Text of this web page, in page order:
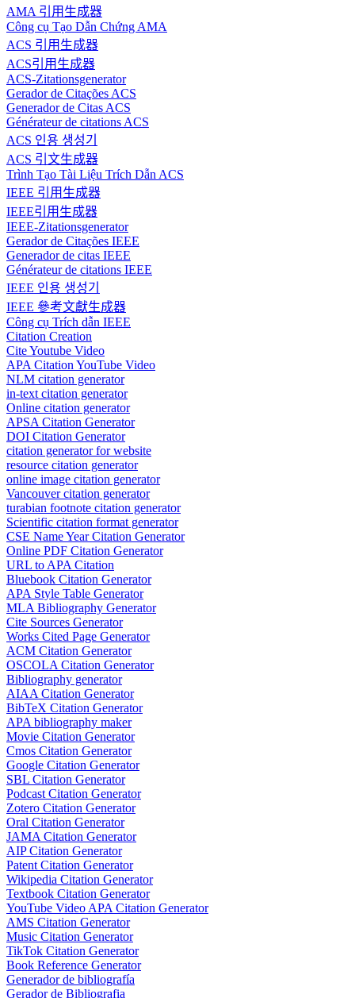
AMA 引用生成器
Công cụ Tạo Dẫn Chứng AMA
ACS 引用生成器
ACS引用生成器
ACS-Zitationsgenerator
Gerador de Citações ACS
Generador de Citas ACS
Générateur de citations ACS
ACS 인용 생성기
ACS 引文生成器
Trình Tạo Tài Liệu Trích Dẫn ACS
IEEE 引用生成器
IEEE引用生成器
IEEE-Zitationsgenerator
Gerador de Citações IEEE
Generador de citas IEEE
Générateur de citations IEEE
IEEE 인용 생성기
IEEE 參考文獻生成器
Công cụ Trích dẫn IEEE
Citation Creation
Cite Youtube Video
APA Citation YouTube Video
NLM citation generator
in-text citation generator
Online citation generator
APSA Citation Generator
DOI Citation Generator
citation generator for website
resource citation generator
online image citation generator
Vancouver citation generator
turabian footnote citation generator
Scientific citation format generator
CSE Name Year Citation Generator
Online PDF Citation Generator
URL to APA Citation
Bluebook Citation Generator
APA Style Table Generator
MLA Bibliography Generator
Cite Sources Generator
Works Cited Page Generator
ACM Citation Generator
OSCOLA Citation Generator
Bibliography generator
AIAA Citation Generator
BibTeX Citation Generator
APA bibliography maker
Movie Citation Generator
Cmos Citation Generator
Google Citation Generator
SBL Citation Generator
Podcast Citation Generator
Zotero Citation Generator
Oral Citation Generator
JAMA Citation Generator
AIP Citation Generator
Patent Citation Generator
Wikipedia Citation Generator
Textbook Citation Generator
YouTube Video APA Citation Generator
AMS Citation Generator
Music Citation Generator
TikTok Citation Generator
Book Reference Generator
Generador de bibliografía
Gerador de Bibliografia